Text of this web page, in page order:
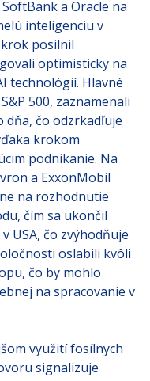
a Oracle na
inteligenciu v
posilnil
optimisticky na
technológií. Hlavné
500, zaznamenali
čo odzrkadľuje
krokom
podnikanie. Na
a ExxonMobil
na rozhodnutie
čím sa ukončil
USA, čo zvýhodňuje
oslabili kvôli
čo by mohlo
na spracovanie v
využití fosílnych
signalizuje